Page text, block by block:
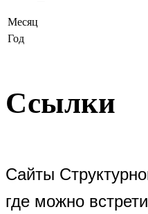
Месяц
Год
Ссылки
Сайты
где можно